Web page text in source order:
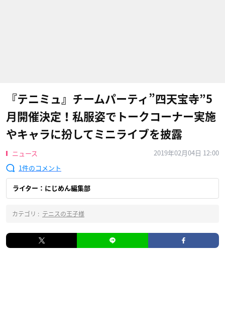
『テニミュ』チームパーティ”四天宝寺”5
月開催決定！私服姿でトークコーナー実施
やキャラに扮してミニライブを披露
ニュース
2019年02月04日 12:00
1
ライター：にじめん編集部
カテゴリ : テニスの王子様